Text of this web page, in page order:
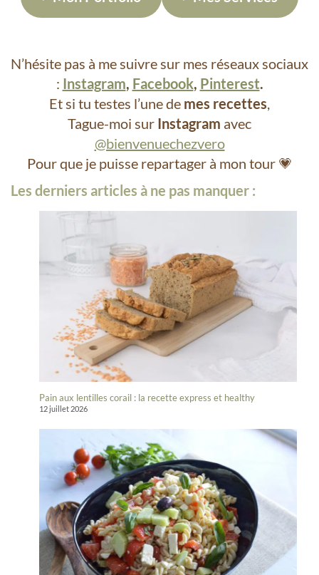
N’hésite pas à me suivre sur mes réseaux sociaux
: Instagram, Facebook, Pinterest.
Et si tu testes l’une de mes recettes
Tague-moi sur Instagram avec
@bienvenuechezvero
Pour que je puisse repartager à mon tour 💗
Les derniers articles à ne pas manquer :
Pain aux lentilles corail : la recette express et healthy
12 juillet 2026